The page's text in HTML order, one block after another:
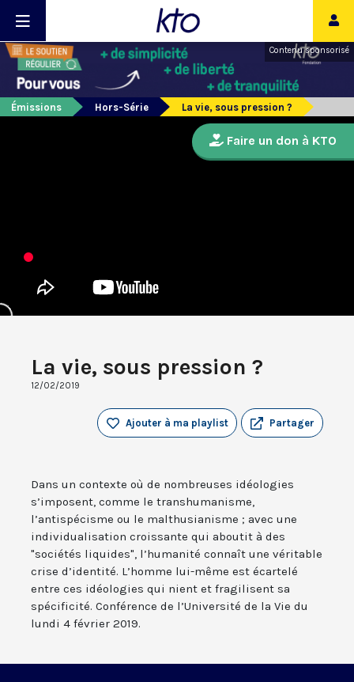
Contenu sponsorisé
Émissions Hors-Série La vie, sous pression ?
La vie, sous pression ?
12/02/2019
Partager
Ajouter à ma playlist
Dans un contexte où de nombreuses idéologies
s’imposent, comme le transhumanisme,
l’antispécisme ou le malthusianisme ; avec une
individualisation croissante qui aboutit à des
"sociétés liquides", l’humanité connaît une véritable
crise d’identité. L’homme lui-même est écartelé
entre ces idéologies qui nient et fragilisent sa
spécificité. Conférence de l’Université de la Vie du
lundi 4 février 2019.
Faire un don à KTO